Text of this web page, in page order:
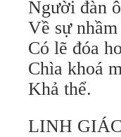
Người đàn
Về sự
Có lẽ đóa
Chìa khoá
Khả thể.
LINH